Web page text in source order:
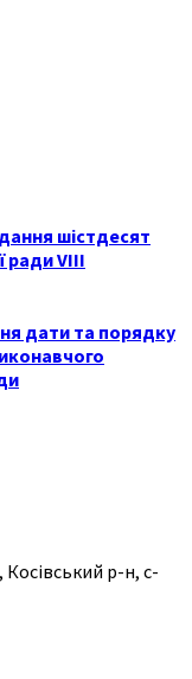
шістдесят
ради VIII
дати та порядку
Косівський р-н, с-